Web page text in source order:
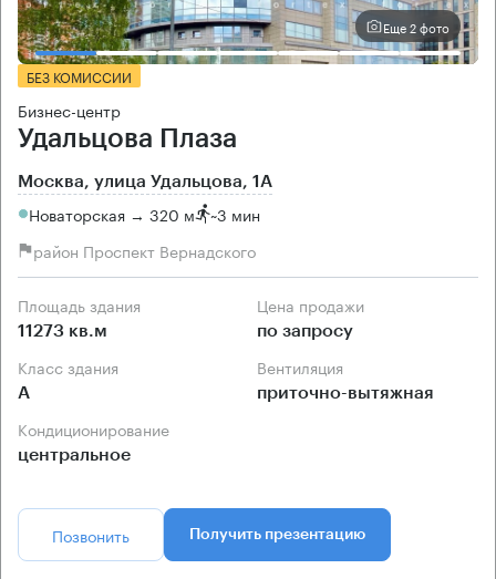
Еще 2 фото
БЕЗ КОМИССИИ
Бизнес-центр
Удальцова Плаза
Москва, улица Удальцова, 1А
Новаторская → 320 м ~3 мин
район Проспект Вернадского
Площадь здания
11273 кв.м
Цена продажи
по запросу
Класс здания
А
Вентиляция
приточно-вытяжная
Кондиционирование
центральное
Позвонить Получить презентацию